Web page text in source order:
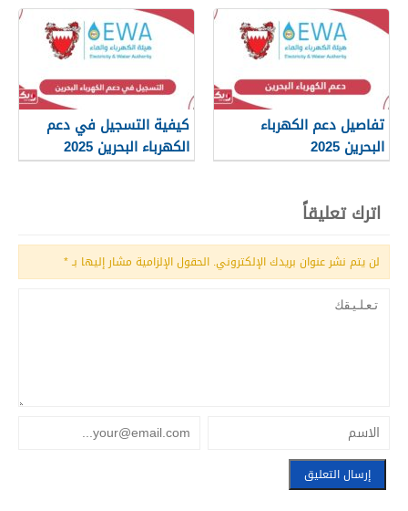
تفاصيل دعم الكهرباء
البحرين 2025
كيفية التسجيل في دعم
الكهرباء البحرين 2025
اترك تعليقاً
لن يتم نشر عنوان بريدك الإلكتروني. الحقول الإلزامية مشار إليها بـ*